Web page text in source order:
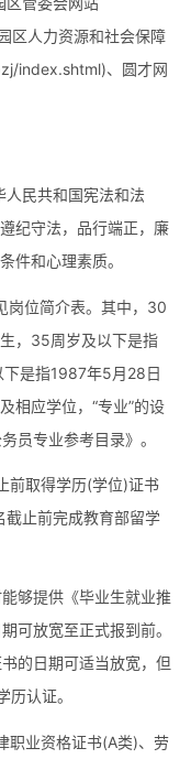
人力资源和社会保障
index.shtml)、圆才网
人民共和国宪法和法
纪守法，品行端正，廉
件和心理素质。
岗位简介表。其中，30
，35周岁及以下是指
是指1987年5月28日
相应学位，“专业”的设
员专业参考目录》。
前取得学历(学位)证书
截止前完成教育部留学
够提供《毕业生就业推
可放宽至正式报到前。
的日期可适当放宽，但
认证。
职业资格证书(A类)、劳